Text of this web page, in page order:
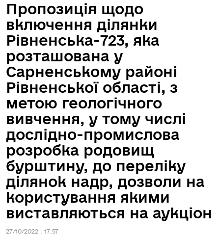
Пропозиція щодо
включення ділянки
Рівненська-723, яка
розташована у
Сарненському районі
Рівненської області, з
метою геологічного
вивчення, у тому числі
дослідно-промислова
розробка родовищ
бурштину, до переліку
ділянок надр, дозволи на
користування якими
виставляються на аукціон
27/10/2022 : 17:57